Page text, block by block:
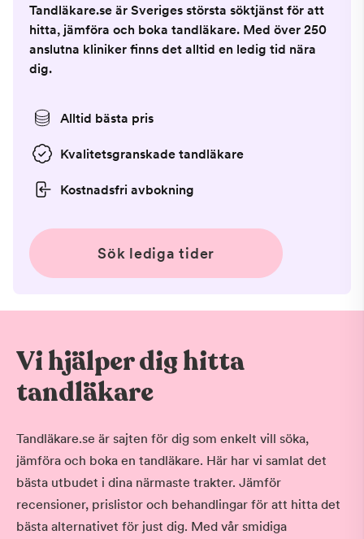
Tandläkare.se är Sveriges största söktjänst för att
hitta, jämföra och boka tandläkare. Med över 250
anslutna kliniker finns det alltid en ledig tid nära
dig.
Alltid bästa pris
Kvalitetsgranskade tandläkare
Kostnadsfri avbokning
Sök lediga tider
Vi hjälper dig hitta
tandläkare
Tandläkare.se är sajten för dig som enkelt vill söka,
jämföra och boka en tandläkare. Här har vi samlat det
bästa utbudet i dina närmaste trakter. Jämför
recensioner, prislistor och behandlingar för att hitta det
bästa alternativet för just dig. Med vår smidiga